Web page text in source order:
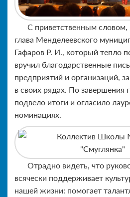
С приветственным словом,
глава Менделеевского
Гафаров Р. И., который тепло
вручил благодарственные
предприятий и организаций,
в своих рядах. По завершения
подвело итоги и огласило
номинациях.
Отрадно видеть, что
всячески поддерживает
нашей жизни: помогает